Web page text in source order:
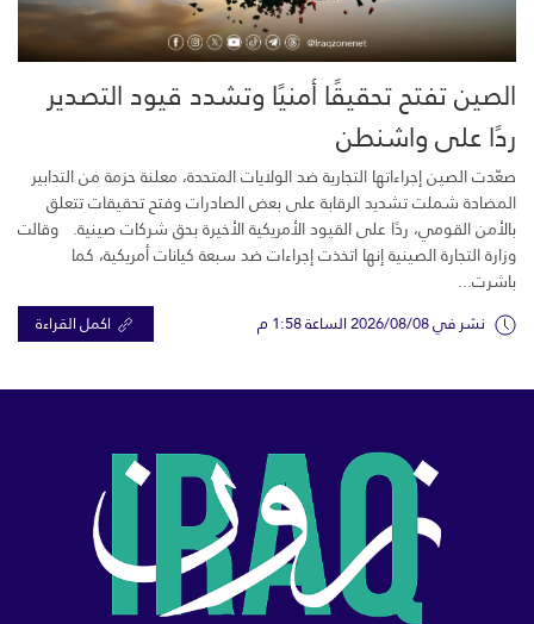
الصين تفتح تحقيقًا أمنيًا وتشدد قيود التصدير
ردًا على واشنطن
صعّدت الصين إجراءاتها التجارية ضد الولايات المتحدة، معلنة حزمة من التدابير
المضادة شملت تشديد الرقابة على بعض الصادرات وفتح تحقيقات تتعلق
بالأمن القومي، ردًا على القيود الأمريكية الأخيرة بحق شركات صينية. وقالت
وزارة التجارة الصينية إنها اتخذت إجراءات ضد سبعة كيانات أمريكية، كما
باشرت...
نشر في 2026/08/08 الساعة 1:58 م اكمل القراءة